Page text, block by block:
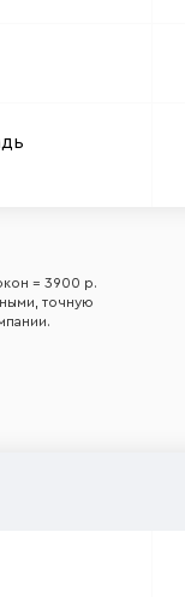
= 3900 р.
точную